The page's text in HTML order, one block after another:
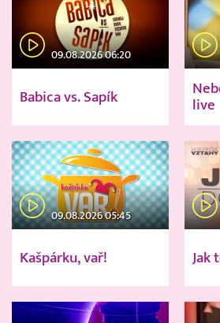
09.08.2026 06:20
Babica vs. Sapík
live
09.08.2026 05:45
Kašpárku, vař! Jak